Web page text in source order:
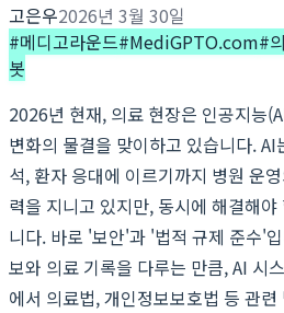
고은우2026년 3월 30일
#메디고라운드#MediGPTO.com#
봇
2026년 현재, 의료 현장은 인공지능
변화의 물결을 맞이하고 있습니다.
석, 환자 응대에 이르기까지 병원 운
력을 지니고 있지만, 동시에 해결해
니다. 바로 '보안'과 '법적 규제 준수'
보와 의료 기록을 다루는 만큼, AI 시
에서 의료법, 개인정보보호법 등 관